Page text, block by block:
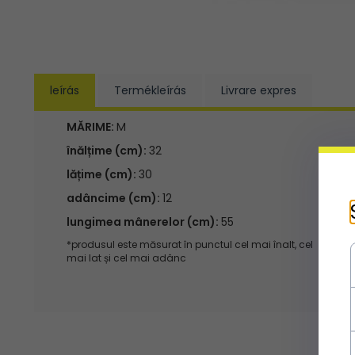
leírás Termékleírás Livrare expres
MĂRIME: M
înălțime (cm): 32
lățime (cm): 30
adâncime (cm): 12
lungimea mânerelor (cm): 55
*produsul este măsurat în punctul cel mai înalt, cel
mai lat și cel mai adânc